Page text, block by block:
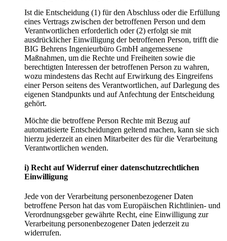
Ist die Entscheidung (1) für den Abschluss oder die Erfüllung
eines Vertrags zwischen der betroffenen Person und dem
Verantwortlichen erforderlich oder (2) erfolgt sie mit
ausdrücklicher Einwilligung der betroffenen Person, trifft die
BIG Behrens Ingenieurbüro GmbH angemessene
Maßnahmen, um die Rechte und Freiheiten sowie die
berechtigten Interessen der betroffenen Person zu wahren,
wozu mindestens das Recht auf Erwirkung des Eingreifens
einer Person seitens des Verantwortlichen, auf Darlegung des
eigenen Standpunkts und auf Anfechtung der Entscheidung
gehört.
Möchte die betroffene Person Rechte mit Bezug auf
automatisierte Entscheidungen geltend machen, kann sie sich
hierzu jederzeit an einen Mitarbeiter des für die Verarbeitung
Verantwortlichen wenden.
i) Recht auf Widerruf einer datenschutzrechtlichen
Einwilligung
Jede von der Verarbeitung personenbezogener Daten
betroffene Person hat das vom Europäischen Richtlinien- und
Verordnungsgeber gewährte Recht, eine Einwilligung zur
Verarbeitung personenbezogener Daten jederzeit zu
widerrufen.